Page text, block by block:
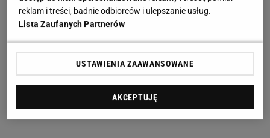
Zobacz wideoCzy Marcin Gortat jest zarozumiały?
"Kompletnie mnie nie interesuje, co ty na mój temat
myślisz"
W nagrodę skromne pieniądze i... wyjątkowy
zegarek!
reklam i treści, badnie odbiorców i ulepszanie usług.
Lista Zaufanych Partnerów
USTAWIENIA ZAAWANSOWANE
AKCEPTUJĘ